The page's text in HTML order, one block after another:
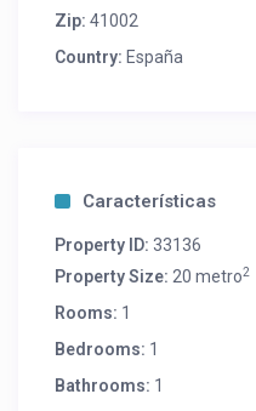
Zip: 41002
Country: España
Características
Property ID: 33136
Property Size: 20 metro2
Rooms: 1
Bedrooms: 1
Bathrooms: 1